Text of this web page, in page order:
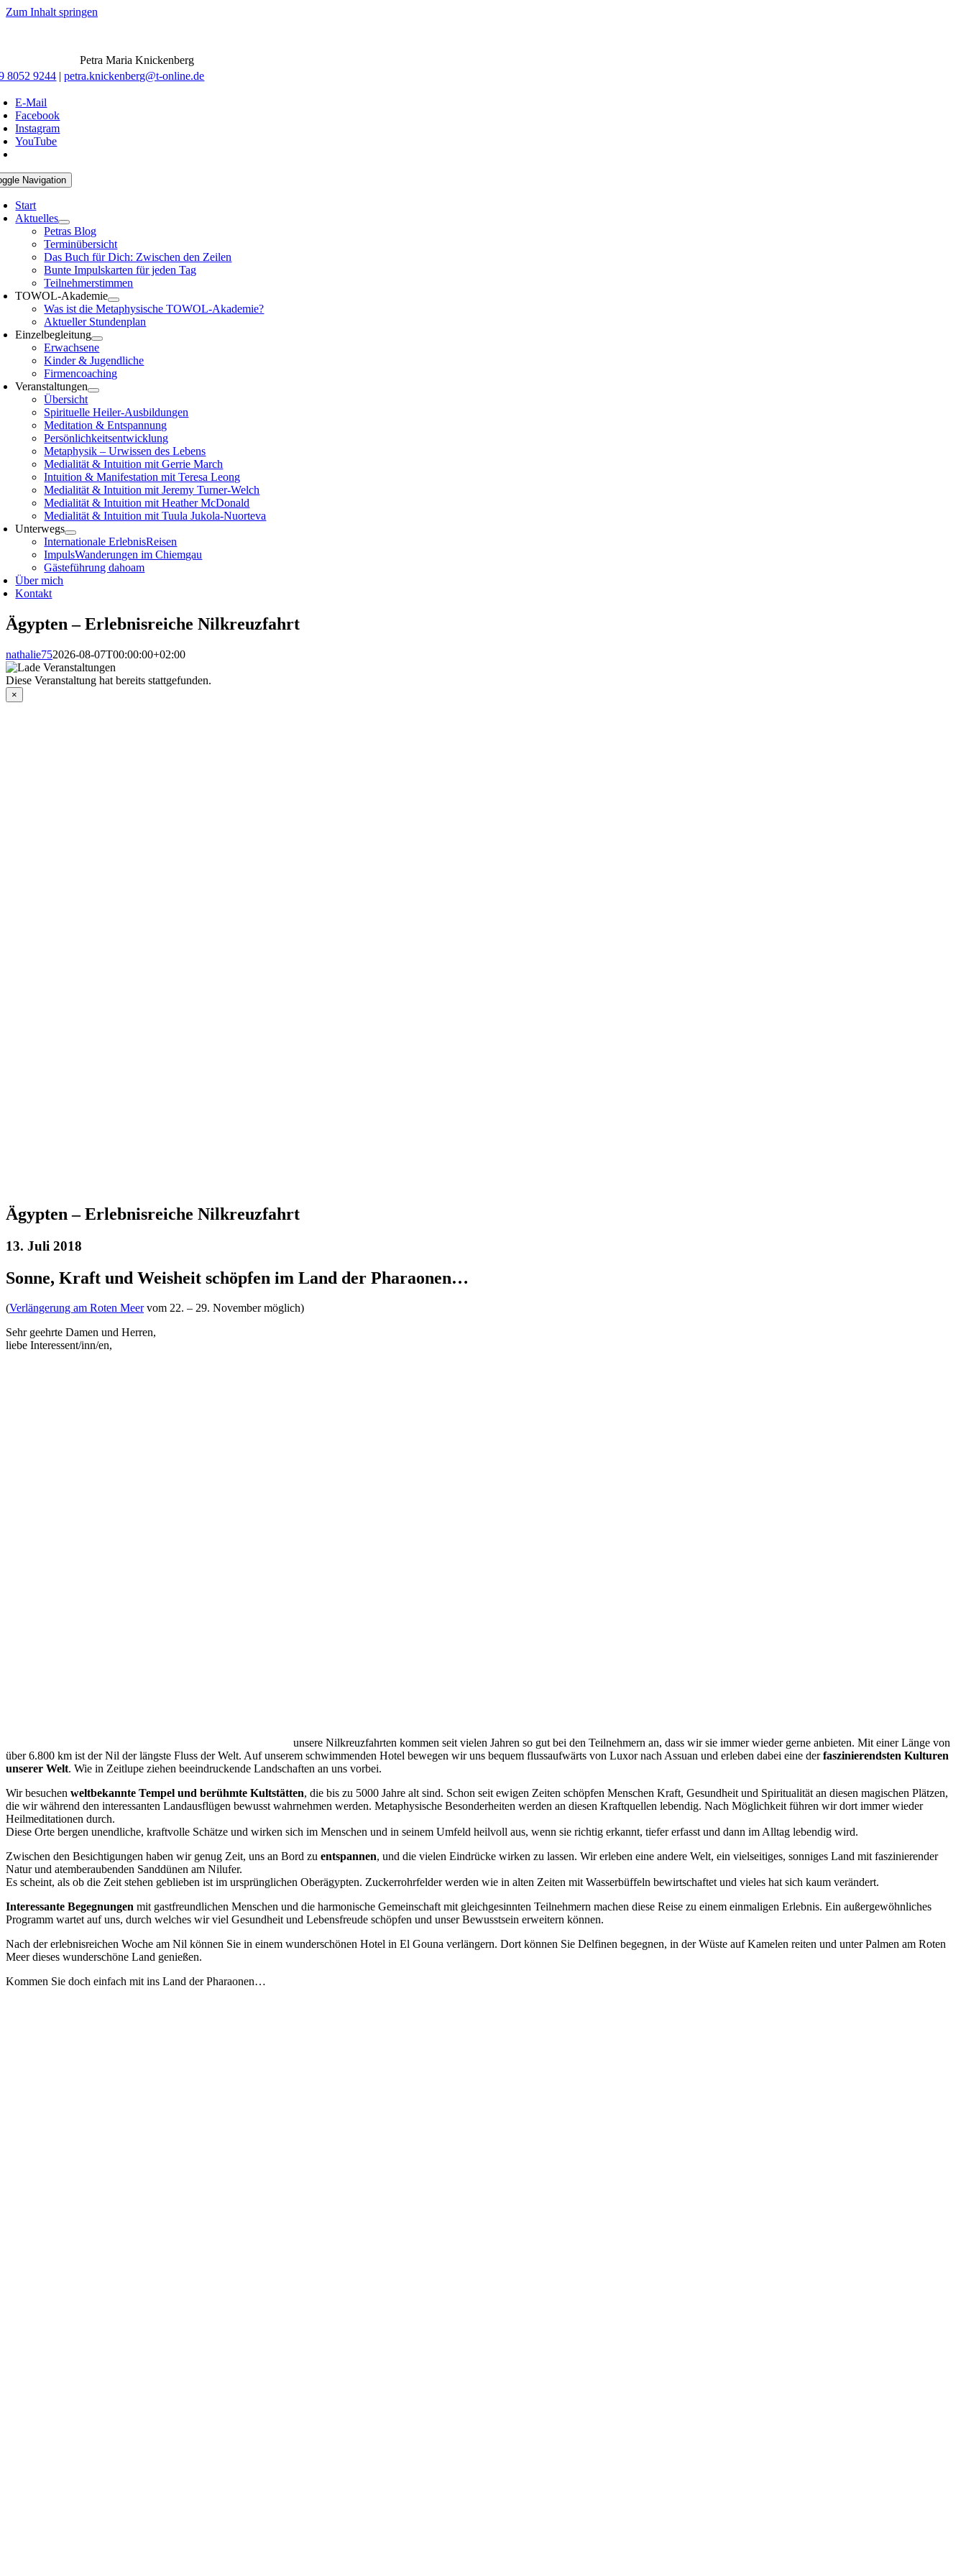
Zum Inhalt springen
Petra Maria Knickenberg
8052 9244 |petra.knickenberg@t-online.de
E-Mail
Facebook
Instagram
YouTube
Navigation
Start
Aktuelles
Petras Blog
Terminübersicht
Das Buch für Dich: Zwischen den Zeilen
Bunte Impulskarten für jeden Tag
Teilnehmerstimmen
TOWOL-Akademie
Was ist die Metaphysische TOWOL-Akademie?
Aktueller Stundenplan
Einzelbegleitung
Erwachsene
Kinder & Jugendliche
Firmencoaching
Veranstaltungen
Übersicht
Spirituelle Heiler-Ausbildungen
Meditation & Entspannung
Persönlichkeitsentwicklung
Metaphysik – Urwissen des Lebens
Medialität & Intuition mit Gerrie March
Intuition & Manifestation mit Teresa Leong
Medialität & Intuition mit Jeremy Turner-Welch
Medialität & Intuition mit Heather McDonald
Medialität & Intuition mit Tuula Jukola-Nuorteva
Unterwegs
Internationale ErlebnisReisen
ImpulsWanderungen im Chiemgau
Gästeführung dahoam
Über mich
Kontakt
Ägypten – Erlebnisreiche Nilkreuzfahrt
nathalie752026-08-07T00:00:00+02:00
Diese Veranstaltung hat bereits stattgefunden.
×
Ägypten – Erlebnisreiche Nilkreuzfahrt
13. Juli 2018
Sonne, Kraft und Weisheit schöpfen im Land der Pharaonen…
(Verlängerung am Roten Meervom 22. – 29. November möglich)
Sehr geehrte Damen und Herren,
liebe Interessent/inn/en,
unsere Nilkreuzfahrten kommen seit vielen Jahren so gut bei den Teilnehmern an, dass wir sie immer wieder gerne anbieten. Mit einer Länge von
über 6.800 km ist der Nil der längste Fluss der Welt. Auf unserem schwimmenden Hotel bewegen wir uns bequem flussaufwärts von Luxor nach Assuan und erleben dabei eine derfaszinierendsten Kulturen
unserer Welt. Wie in Zeitlupe ziehen beeindruckende Landschaften an uns vorbei.
Wir besuchen weltbekannte Tempel und berühmte Kultstätten, die bis zu 5000 Jahre alt sind. Schon seit ewigen Zeiten schöpfen Menschen Kraft, Gesundheit und Spiritualität an diesen magischen Plätzen,
die wir während den interessanten Landausflügen bewusst wahrnehmen werden. Metaphysische Besonderheiten werden an diesen Kraftquellen lebendig. Nach Möglichkeit führen wir dort immer wieder
Heilmeditationen durch.
Diese Orte bergen unendliche, kraftvolle Schätze und wirken sich im Menschen und in seinem Umfeld heilvoll aus, wenn sie richtig erkannt, tiefer erfasst und dann im Alltag lebendig wird.
Zwischen den Besichtigungen haben wir genug Zeit, uns an Bord zu entspannen, und die vielen Eindrücke wirken zu lassen. Wir erleben eine andere Welt, ein vielseitiges, sonniges Land mit faszinierender
Natur und atemberaubenden Sanddünen am Nilufer.
Es scheint, als ob die Zeit stehen geblieben ist im ursprünglichen Oberägypten. Zuckerrohrfelder werden wie in alten Zeiten mit Wasserbüffeln bewirtschaftet und vieles hat sich kaum verändert.
Interessante Begegnungen mit gastfreundlichen Menschen und die harmonische Gemeinschaft mit gleichgesinnten Teilnehmern machen diese Reise zu einem einmaligen Erlebnis. Ein außergewöhnliches
Programm wartet auf uns, durch welches wir viel Gesundheit und Lebensfreude schöpfen und unser Bewusstsein erweitern können.
Nach der erlebnisreichen Woche am Nil können Sie in einem wunderschönen Hotel in El Gouna verlängern. Dort können Sie Delfinen begegnen, in der Wüste auf Kamelen reiten und unter Palmen am Roten
Meer dieses wunderschöne Land genießen.
Kommen Sie doch einfach mit ins Land der Pharaonen…